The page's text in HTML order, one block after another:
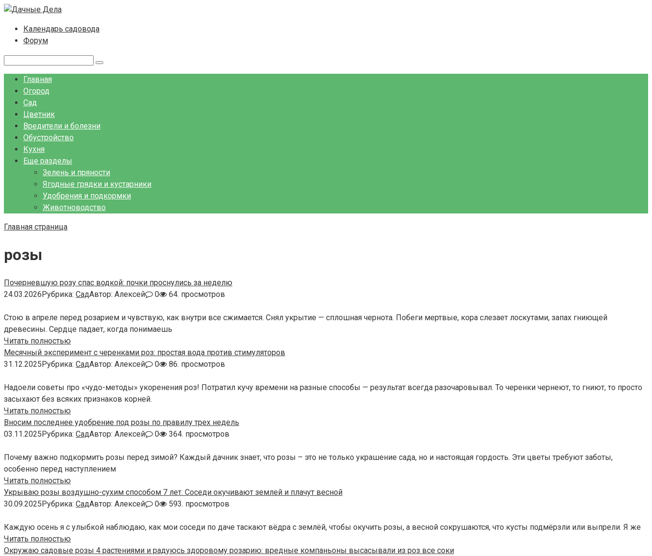
Перейти
контентуКалендарь садовода
Форум
Главная
Огород
Сад
Цветник
Вредители и болезни
Обустройство
Кухня
Еще разделы
Зелень и пряности
Ягодные грядки и кустарники
Удобрения и подкормки
Животноводство
Главная страница
розы
Почерневшую розу спас водкой: почки проснулись за неделю
24.03.2026Рубрика: СадАвтор: Алексей 0 64. просмотров
Стою в апреле перед розарием и чувствую, как внутри все сжимается. Снял укрытие — сплошная чернота. Побеги мертвые, кора слезает лоскутами, запах гниющей
древесины. Сердце падает, когда понимаешь
Читать полностью
Месячный эксперимент с черенками роз: простая вода против стимуляторов
31.12.2025Рубрика: СадАвтор: Алексей 0 86. просмотров
Надоели советы про «чудо-методы» укоренения роз! Потратил кучу времени на разные способы — результат всегда разочаровывал. То черенки чернеют, то гниют, то просто
засыхают без всяких признаков корней.
Читать полностью
Вносим последнее удобрение под розы по правилу трех недель
03.11.2025Рубрика: СадАвтор: Алексей 0 364. просмотров
Почему важно подкормить розы перед зимой? Каждый дачник знает, что розы – это не только украшение сада, но и настоящая гордость. Эти цветы требуют заботы,
особенно перед наступлением
Читать полностью
Укрываю розы воздушно-сухим способом 7 лет. Соседи окучивают землей и плачут весной
30.09.2025Рубрика: СадАвтор: Алексей 0 593. просмотров
Каждую осень я с улыбкой наблюдаю, как мои соседи по даче таскают вёдра с землёй, чтобы окучить розы, а весной сокрушаются, что кусты подмёрзли или выпрели. Я же
Читать полностью
Окружаю садовые розы 4 растениями и радуюсь здоровому розарию: вредные компаньоны высасывали из роз все соки